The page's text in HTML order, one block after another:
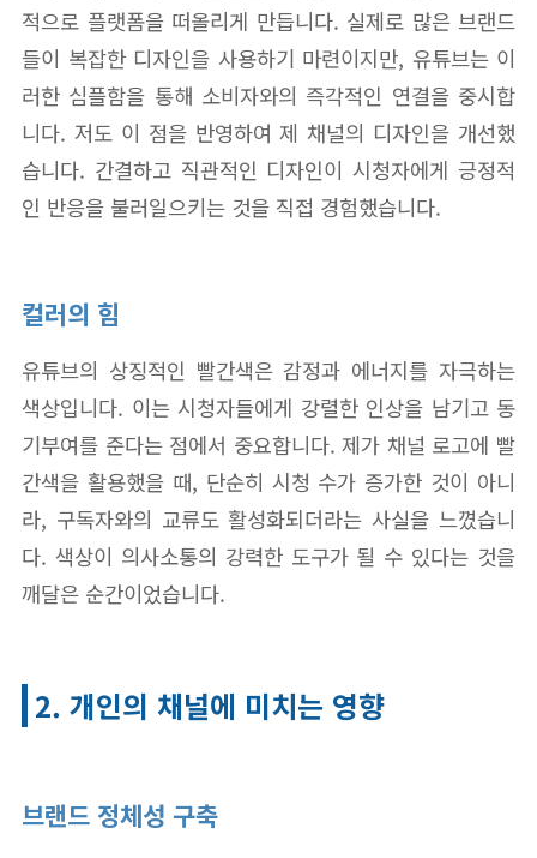
적으로 플랫폼을 떠올리게 만듭니다. 실제로 많은 브랜드
들이 복잡한 디자인을 사용하기 마련이지만, 유튜브는 이
러한 심플함을 통해 소비자와의 즉각적인 연결을 중시합
니다. 저도 이 점을 반영하여 제 채널의 디자인을 개선했
습니다. 간결하고 직관적인 디자인이 시청자에게 긍정적
인 반응을 불러일으키는 것을 직접 경험했습니다.
컬러의 힘
유튜브의 상징적인 빨간색은 감정과 에너지를 자극하는
색상입니다. 이는 시청자들에게 강렬한 인상을 남기고 동
기부여를 준다는 점에서 중요합니다. 제가 채널 로고에 빨
간색을 활용했을 때, 단순히 시청 수가 증가한 것이 아니
라, 구독자와의 교류도 활성화되더라는 사실을 느꼈습니
다. 색상이 의사소통의 강력한 도구가 될 수 있다는 것을
깨달은 순간이었습니다.
2. 개인의 채널에 미치는 영향
브랜드 정체성 구축